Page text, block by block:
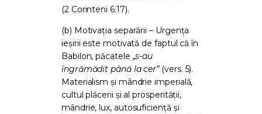
(2 Corinteni 6:17).
(b) Motivația separării – Urgența
ieșirii este motivată de faptul că în
Babilon, păcatele „s-au
îngrămădit până la cer”(vers. 5).
Materialism și mândrie imperială,
cultul plăcerii și al prosperității,
mândrie, lux, autosuficiență și